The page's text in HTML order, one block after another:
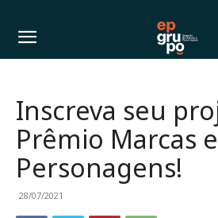
Inscreva seu
Prêmio Marcas e
Personagens!
28/07/2021